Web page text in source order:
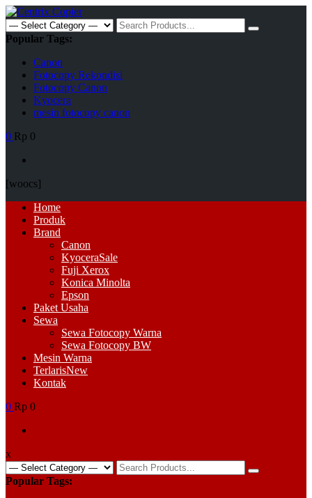
Skip
to
content
Search
for:
Popular Tags:
Canon
Fotocopy Rekondisi
Fotocopy Canon
Kyocera
mesin fotocopy canon
0 Rp 0
[woocs]
Primary
Menu
Home
Produk
Brand
Canon
KyoceraSale
Fuji Xerox
Konica Minolta
Epson
Paket Usaha
Sewa
Sewa Fotocopy Warna
Sewa Fotocopy BW
Mesin Warna
TerlarisNew
Kontak
0 Rp 0
x
Search
for:
Popular Tags: